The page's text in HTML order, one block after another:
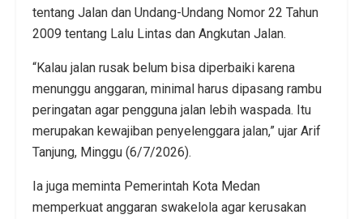
tentang Jalan dan Undang-Undang Nomor 22 Tahun
2009 tentang Lalu Lintas dan Angkutan Jalan.
“Kalau jalan rusak belum bisa diperbaiki karena
menunggu anggaran, minimal harus dipasang rambu
peringatan agar pengguna jalan lebih waspada. Itu
merupakan kewajiban penyelenggara jalan,” ujar Arif
Tanjung, Minggu (6/7/2026).
Ia juga meminta Pemerintah Kota Medan
memperkuat anggaran swakelola agar kerusakan